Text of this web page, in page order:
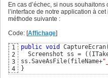
En cas d’échec, si nous
l’interface de notre application à
méthode suivante :
Code: [Affichage]
1
2
3
4
public void CaptureEcran(
  Screenshot ss =
( (
ss.SaveAsFile( fileName+
}